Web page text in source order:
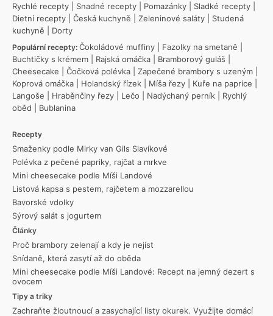
Rychlé recepty
Snadné recepty Pomazánky Sladké recepty
Dietní recepty
Česká kuchyně Zeleninové saláty
Studená
kuchyně
Dorty
Populární recepty: Čokoládové muffiny Fazolky na smetaně
Buchtičky s krémem
Rajská omáčka Bramborový guláš
Cheesecake
Čočková polévka Zapečené brambory s uzeným
Koprová omáčka
Holandský řízek Míša řezy Kuře na paprice
Langoše
Hraběnčiny řezy Lečo Nadýchaný perník
Rychlý
oběd
Bublanina
Recepty
Smaženky podle Mirky van Gils Slavíkové
Polévka z pečené papriky, rajčat a mrkve
Mini cheesecake podle Míši Landové
Listová kapsa s pestem, rajčetem a mozzarellou
Bavorské vdolky
Sýrový salát s jogurtem
Články
Proč brambory zelenají a kdy je nejíst
Snídaně, která zasytí až do oběda
Mini cheesecake podle Míši Landové: Recept na jemný dezert s
ovocem
Tipy a triky
Zachraňte žloutnoucí a zasychající listy okurek. Využijte domácí